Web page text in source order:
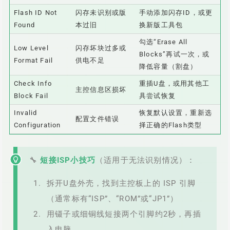
Flash ID Not
Found
闪存未识别或版
本过旧
手动添加闪存ID，或更
换新版工具包
Low Level
Format Fail
闪存坏块过多或
供电不足
勾选“Erase All
Blocks”再试一次，或
降低容量（割盘）
Check Info
Block Fail
主控信息区损坏
重插U盘，或用其他工
具尝试恢复
Invalid
Configuration
配置文件错误
恢复默认设置，重新选
择正确的Flash类型
🔧短接ISP小技巧 （适用于无法识别情况）：
拆开U盘外壳，找到主控板上的 ISP 引脚
（通常标有“ISP”、“ROM”或“JP1”）
用镊子或细铜线短接两个引脚约2秒，再插